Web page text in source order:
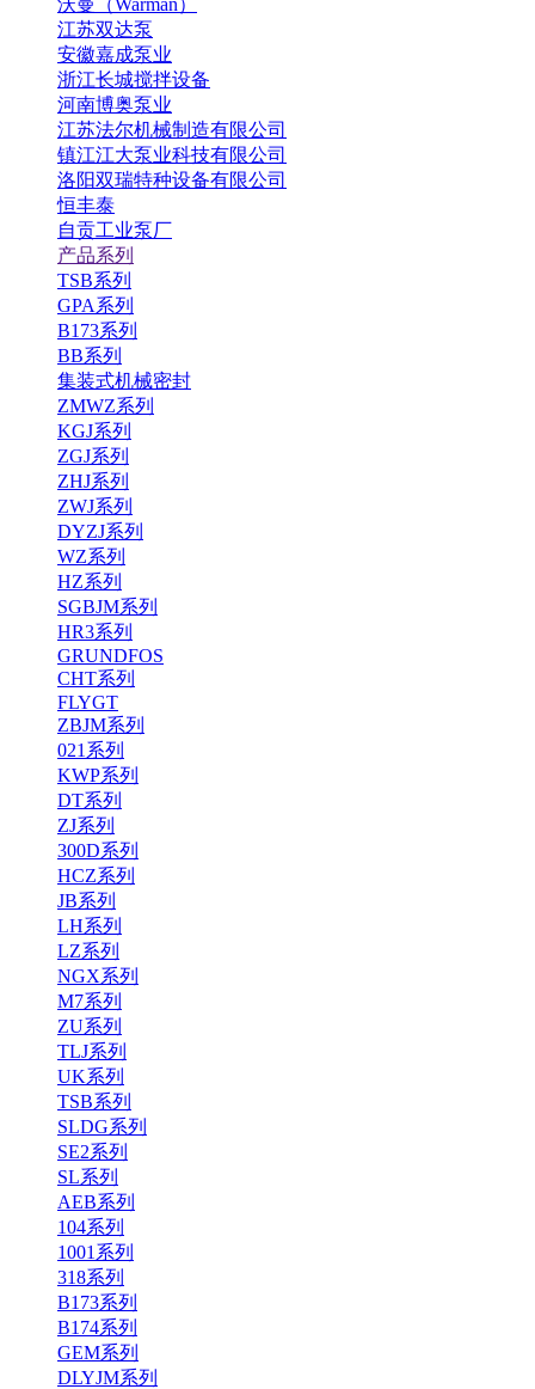
沃曼（Warman）
江苏双达泵
安徽嘉成泵业
浙江长城搅拌设备
河南博奥泵业
江苏法尔机械制造有限公司
镇江江大泵业科技有限公司
洛阳双瑞特种设备有限公司
恒丰泰
自贡工业泵厂
产品系列
TSB系列
GPA系列
B173系列
BB系列
集装式机械密封
ZMWZ系列
KGJ系列
ZGJ系列
ZHJ系列
ZWJ系列
DYZJ系列
WZ系列
HZ系列
SGBJM系列
HR3系列
GRUNDFOS
CHT系列
FLYGT
ZBJM系列
021系列
KWP系列
DT系列
ZJ系列
300D系列
HCZ系列
JB系列
LH系列
LZ系列
NGX系列
M7系列
ZU系列
TLJ系列
UK系列
TSB系列
SLDG系列
SE2系列
SL系列
AEB系列
104系列
1001系列
318系列
B173系列
B174系列
GEM系列
DLYJM系列